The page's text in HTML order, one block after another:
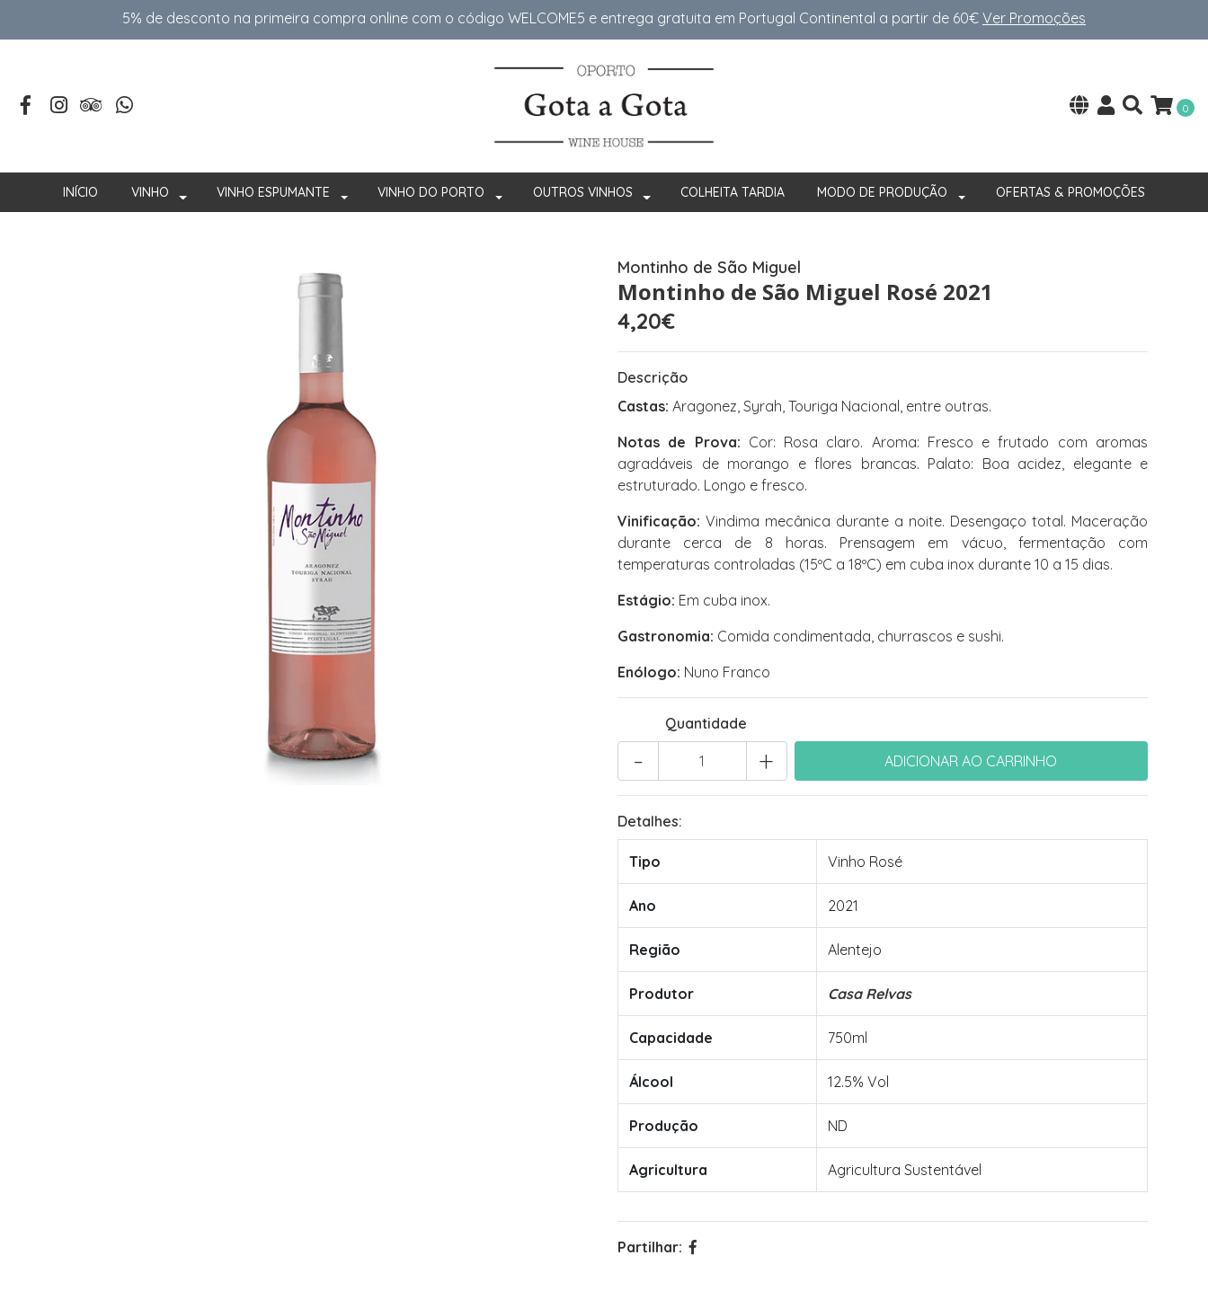
5% de desconto na primeira compra online com o código WELCOME5 e entrega gratuita em Portugal Continental a partir de 60€ Ver Promoções
0
INÍCIO VINHO VINHO ESPUMANTE VINHO DO PORTO OUTROS VINHOS COLHEITA TARDIA MODO DE PRODUÇÃO OFERTAS & PROMOÇÕES
Montinho de São Miguel
Montinho de São Miguel Rosé 2021
4,20€
Descrição
Castas: Aragonez, Syrah, Touriga Nacional, entre outras.
Notas de Prova: Cor: Rosa claro. Aroma: Fresco e frutado com aromas
agradáveis de morango e flores brancas. Palato: Boa acidez, elegante e
estruturado. Longo e fresco.
Vinificação: Vindima mecânica durante a noite. Desengaço total. Maceração
durante cerca de 8 horas. Prensagem em vácuo, fermentação com
temperaturas controladas (15ºC a 18ºC) em cuba inox durante 10 a 15 dias.
Estágio: Em cuba inox.
Gastronomia: Comida condimentada, churrascos e sushi.
Enólogo: Nuno Franco
Quantidade
+
-
Detalhes:
Tipo Vinho Rosé
Ano 2021
Região Alentejo
Produtor Casa Relvas
Capacidade 750ml
Álcool 12.5% Vol
Produção ND
Agricultura Agricultura Sustentável
Partilhar: